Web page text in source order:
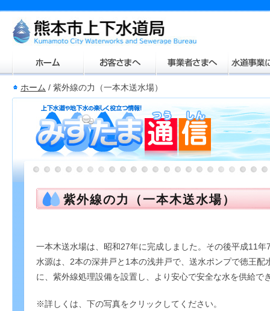
ホーム / 紫外線の力（一本木送水場）
紫外線の力（一本木送水場）
一本木送水場は、昭和27年に完成しました。その後平成11
水源は、2本の深井戸と1本の浅井戸で、送水ポンプで徳王
に、紫外線処理設備を設置し、より安心で安全な水を供給で
※詳しくは、下の写真をクリックしてください。